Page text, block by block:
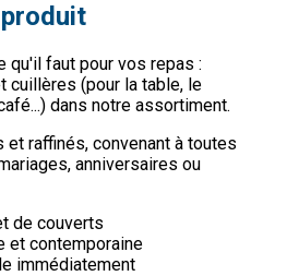
qu'il faut pour vos repas :
cuillères (pour la table, le
dans notre assortiment.
raffinés, convenant à toutes
anniversaires ou
de couverts
et contemporaine
immédiatement